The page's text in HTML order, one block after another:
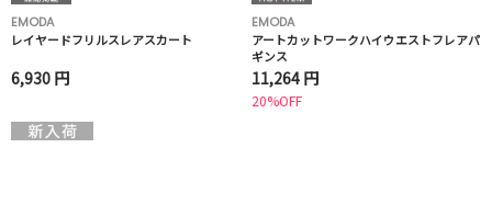
EMODA
レイヤードフリルスレアスカート
6,930 円
EMODA
アートカットワークハイウエストフレアパ
ギンス
11,264 円
20%OFF